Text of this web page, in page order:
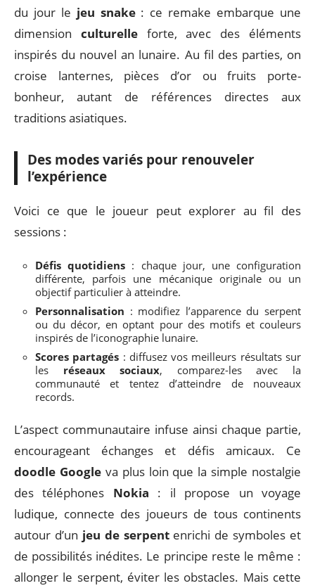
du jour le jeu snake: ce remake embarque une
dimension culturelleforte, avec des éléments
inspirés du nouvel an lunaire. Au fil des parties, on
croise lanternes, pièces d’or ou fruits porte-
bonheur, autant de références directes aux
traditions asiatiques.
Des modes variés pour renouveler
l’expérience
Voici ce que le joueur peut explorer au fil des
sessions :
Défis quotidiens : chaque jour, une configuration
différente, parfois une mécanique originale ou un
objectif particulier à atteindre.
Personnalisation : modifiez l’apparence du serpent
ou du décor, en optant pour des motifs et couleurs
inspirés de l’iconographie lunaire.
Scores partagés : diffusez vos meilleurs résultats sur
les réseaux sociaux, comparez-les avec la
communauté et tentez d’atteindre de nouveaux
records.
L’aspect communautaire infuse ainsi chaque partie,
encourageant échanges et défis amicaux. Ce
doodle Googleva plus loin que la simple nostalgie
des téléphones Nokia : il propose un voyage
ludique, connecte des joueurs de tous continents
autour d’un jeu de serpentenrichi de symboles et
de possibilités inédites. Le principe reste le même :
allonger le serpent, éviter les obstacles. Mais cette